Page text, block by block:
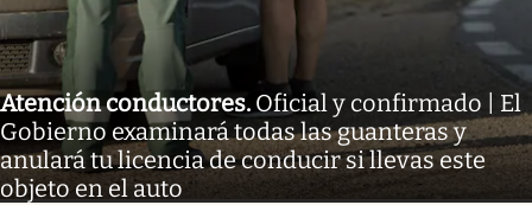
Atención conductores. Oficial y confirmado | El
Gobierno examinará todas las guanteras y
anulará tu licencia de conducir si llevas este
objeto en el auto